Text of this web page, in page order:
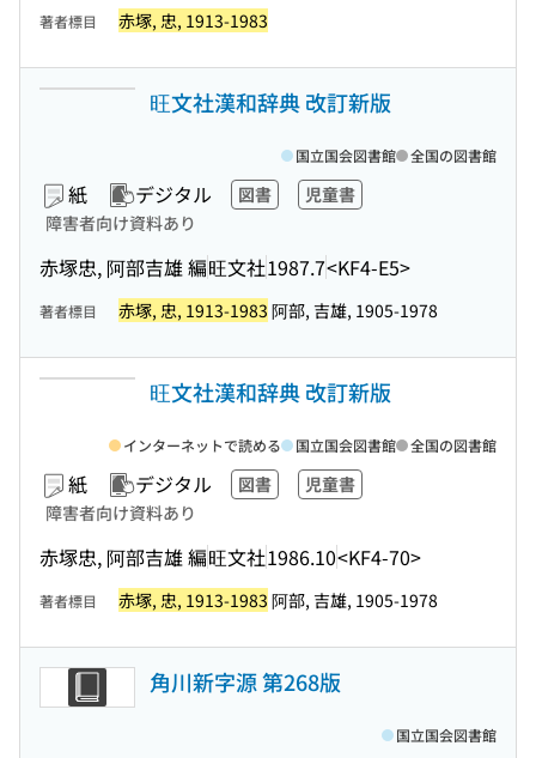
著者標目 赤塚, 忠, 1913-1983
旺文社漢和辞典 改訂新版
紙 デジタル 図書
児童書
障害者向け資料あり
赤塚忠, 阿部吉雄 編旺文社1987.7<KF4-E5>
国立国会図書館 全国の図書館
著者標目 赤塚, 忠, 1913-1983 阿部, 吉雄, 1905-1978
旺文社漢和辞典 改訂新版
紙 デジタル 図書
児童書
障害者向け資料あり
赤塚忠, 阿部吉雄 編旺文社1986.10<KF4-70>
インターネットで読める 国立国会図書館 全国の図書館
著者標目 赤塚, 忠, 1913-1983 阿部, 吉雄, 1905-1978
角川新字源 第268版
国立国会図書館